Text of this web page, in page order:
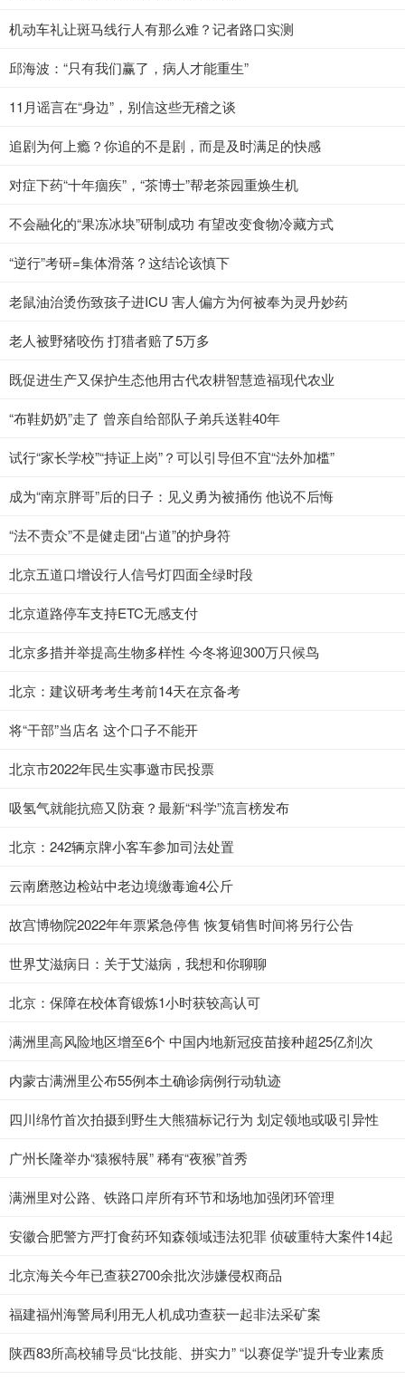
机动车礼让斑马线行人有那么难？记者路口实测
邱海波：“只有我们赢了，病人才能重生”
11月谣言在“身边”，别信这些无稽之谈
追剧为何上瘾？你追的不是剧，而是及时满足的快感
对症下药“十年痼疾”，“茶博士”帮老茶园重焕生机
不会融化的“果冻冰块”研制成功 有望改变食物冷藏方式
“逆行”考研=集体滑落？这结论该慎下
老鼠油治烫伤致孩子进ICU 害人偏方为何被奉为灵丹妙药
老人被野猪咬伤 打猎者赔了5万多
既促进生产又保护生态他用古代农耕智慧造福现代农业
“布鞋奶奶”走了 曾亲自给部队子弟兵送鞋40年
试行“家长学校”“持证上岗”？可以引导但不宜“法外加槛”
成为“南京胖哥”后的日子：见义勇为被捅伤 他说不后悔
“法不责众”不是健走团“占道”的护身符
北京五道口增设行人信号灯四面全绿时段
北京道路停车支持ETC无感支付
北京多措并举提高生物多样性 今冬将迎300万只候鸟
北京：建议研考考生考前14天在京备考
将“干部”当店名 这个口子不能开
北京市2022年民生实事邀市民投票
吸氢气就能抗癌又防衰？最新“科学”流言榜发布
北京：242辆京牌小客车参加司法处置
云南磨憨边检站中老边境缴毒逾4公斤
故宫博物院2022年年票紧急停售 恢复销售时间将另行公告
世界艾滋病日：关于艾滋病，我想和你聊聊
北京：保障在校体育锻炼1小时获较高认可
满洲里高风险地区增至6个 中国内地新冠疫苗接种超25亿剂次
内蒙古满洲里公布55例本土确诊病例行动轨迹
四川绵竹首次拍摄到野生大熊猫标记行为 划定领地或吸引异性
广州长隆举办“猿猴特展” 稀有“夜猴”首秀
满洲里对公路、铁路口岸所有环节和场地加强闭环管理
安徽合肥警方严打食药环知森领域违法犯罪 侦破重特大案件14起
北京海关今年已查获2700余批次涉嫌侵权商品
福建福州海警局利用无人机成功查获一起非法采矿案
陕西83所高校辅导员“比技能、拼实力” “以赛促学”提升专业素质